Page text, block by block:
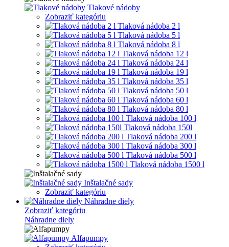
Tlakové nádoby
Zobraziť kategóriu
Tlaková nádoba 2 l
Tlaková nádoba 5 l
Tlaková nádoba 8 l
Tlaková nádoba 12 l
Tlaková nádoba 24 l
Tlaková nádoba 19 l
Tlaková nádoba 35 l
Tlaková nádoba 50 l
Tlaková nádoba 60 l
Tlaková nádoba 80 l
Tlaková nádoba 100 l
Tlaková nádoba 150l
Tlaková nádoba 200 l
Tlaková nádoba 300 l
Tlaková nádoba 500 l
Tlaková nádoba 1500 l
Inštalačné sady
Zobraziť kategóriu
Náhradne diely
Zobraziť kategóriu
Náhradne diely
Alfapumpy